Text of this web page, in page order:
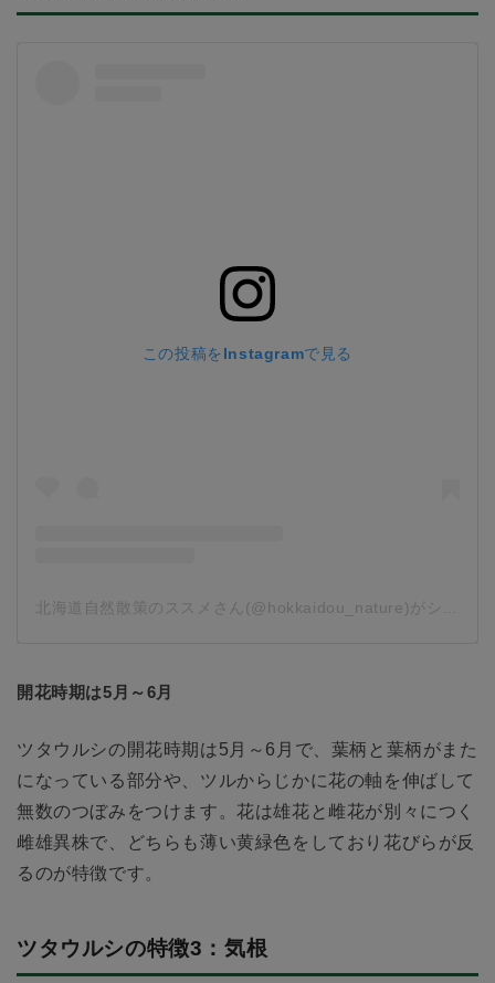
この投稿をInstagramで見る
北海道自然散策のススメさん(@hokkaidou_nature)がシェアした投稿
開花時期は5月～6月
ツタウルシの開花時期は5月～6月で、葉柄と葉柄がまた
になっている部分や、ツルからじかに花の軸を伸ばして
無数のつぼみをつけます。花は雄花と雌花が別々につく
雌雄異株で、どちらも薄い黄緑色をしており花びらが反
るのが特徴です。
ツタウルシの特徴3：気根